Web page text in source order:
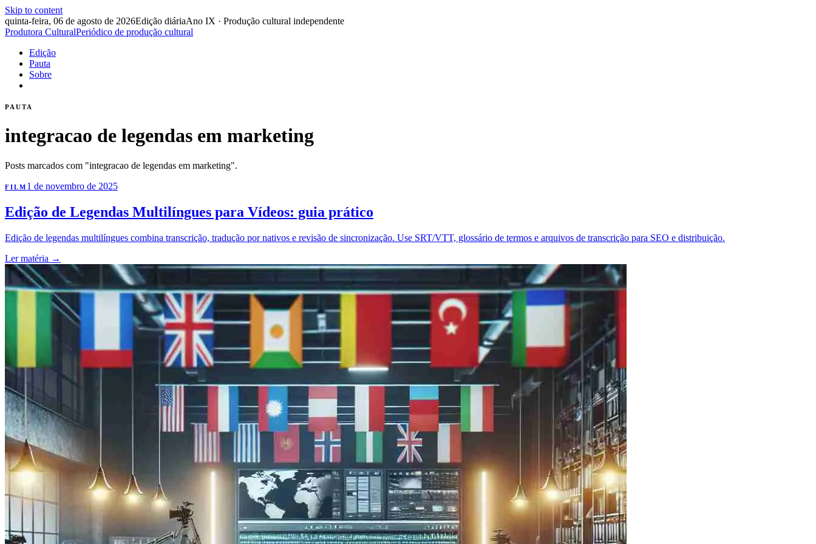
Skip to content
quinta-feira, 06 de agosto de 2026Edição diáriaAno IX · Produção cultural independente
Produtora CulturalPeriódico de produção cultural
Edição
Pauta
Sobre
PAUTA
integracao de legendas em marketing
Posts marcados com "integracao de legendas em marketing".
FILM 1 de novembro de 2025
Edição de Legendas Multilíngues para Vídeos: guia prático
Edição de legendas multilíngues combina transcrição, tradução por nativos e revisão de sincronização. Use SRT/VTT, glossário de termos e arquivos de transcrição para SEO e distribuição.
Ler matéria →